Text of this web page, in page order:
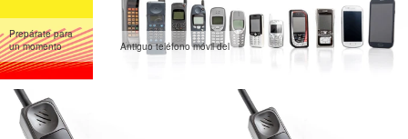
Prepárate para
un momento
Antiguo teléfono móvil del